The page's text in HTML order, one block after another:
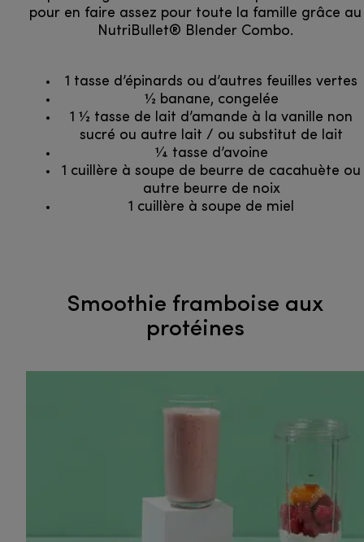
pour en faire assez pour toute la famille grâce au
NutriBullet® Blender Combo.
1 tasse d’épinards ou d’autres feuilles vertes
1⁄2 banane, congelée
1 1⁄2 tasse de lait d’amande à la vanille non
sucré ou autre lait / ou substitut de lait
1⁄4 tasse d’avoine
1 cuillère à soupe de beurre de cacahuète ou
autre beurre de noix
1 cuillère à soupe de miel
Smoothie framboise aux
protéines